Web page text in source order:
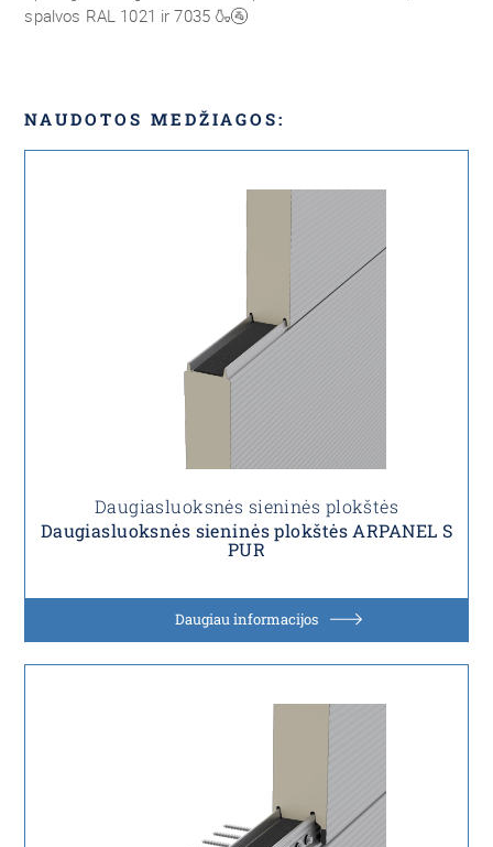
spalvos RAL 1021 ir 7035 🍶🚰
NAUDOTOS MEDŽIAGOS:
Daugiasluoksnės sieninės plokštės
Daugiasluoksnės sieninės plokštės ARPANEL S
PUR
Daugiau informacijos